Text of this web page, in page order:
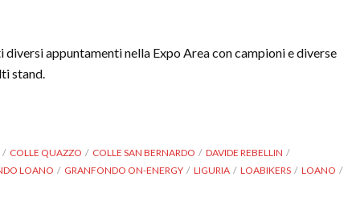
appuntamenti nella Expo Area con campioni e diverse
stand.
COLLE QUAZZO COLLE SAN BERNARDO
DAVIDE REBELLIN
LOANO GRANFONDO ON-ENERGY LIGURIA LOABIKERS
LOANO